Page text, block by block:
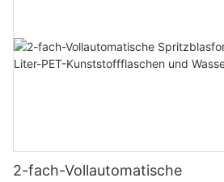
2-fach-Vollautomatische